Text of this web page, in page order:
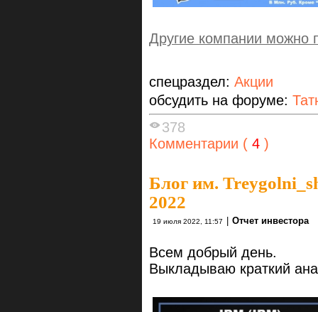
Другие компании можно
спецраздел: Акции
обсудить на форуме:
378
Комментарии ( 4 )
Блог им.
2022
19 июля 2022, 11:57 Отчет инвестора
Всем добрый день.
Выкладываю краткий